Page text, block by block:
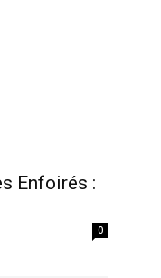
Enfoirés :
0